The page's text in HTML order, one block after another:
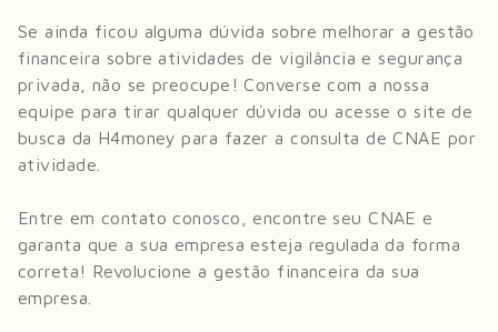
Se ainda ficou alguma dúvida sobre melhorar a gestão
financeira sobre atividades de vigilância e segurança
privada , não se preocupe! Converse com a nossa
equipe para tirar qualquer dúvida ou acesse o site de
busca da H4money para fazer a consulta de CNAE por
atividade.
Entre em contato conosco, encontre seu CNAE e
garanta que a sua empresa esteja regulada da forma
correta! Revolucione a gestão financeira da sua
empresa.